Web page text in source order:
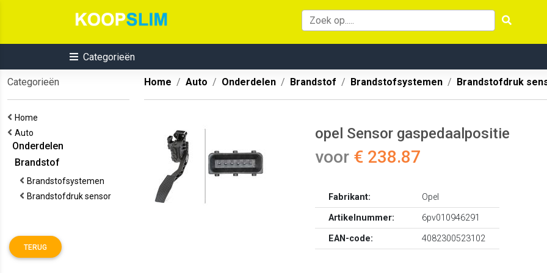
Categorieën
Categorieën
Home
Auto
Onderdelen
Brandstof
Brandstofsystemen
Brandstofdruk sensor
TERUG
Home Auto Onderdelen Brandstof Brandstofsystemen Brandstofdruk
opel Sensor gaspedaalpositie
voor € 238.87
Fabrikant:
Opel
Artikelnummer:
6pv010946291
EAN-code:
4082300523102